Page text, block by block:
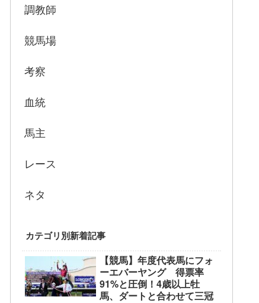
調教師
競馬場
考察
血統
馬主
レース
ネタ
カテゴリ別新着記事
【競馬】年度代表馬にフォ
ーエバーヤング 得票率
91%と圧倒！4歳以上牡
馬、ダートと合わせて三冠